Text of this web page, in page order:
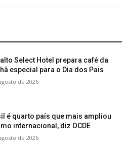
Select Hotel prepara café da
especial para o Dia dos Pais
de 2026
é quarto país que mais ampliou
internacional, diz OCDE
de 2026